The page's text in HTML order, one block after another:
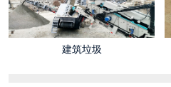
建筑垃圾